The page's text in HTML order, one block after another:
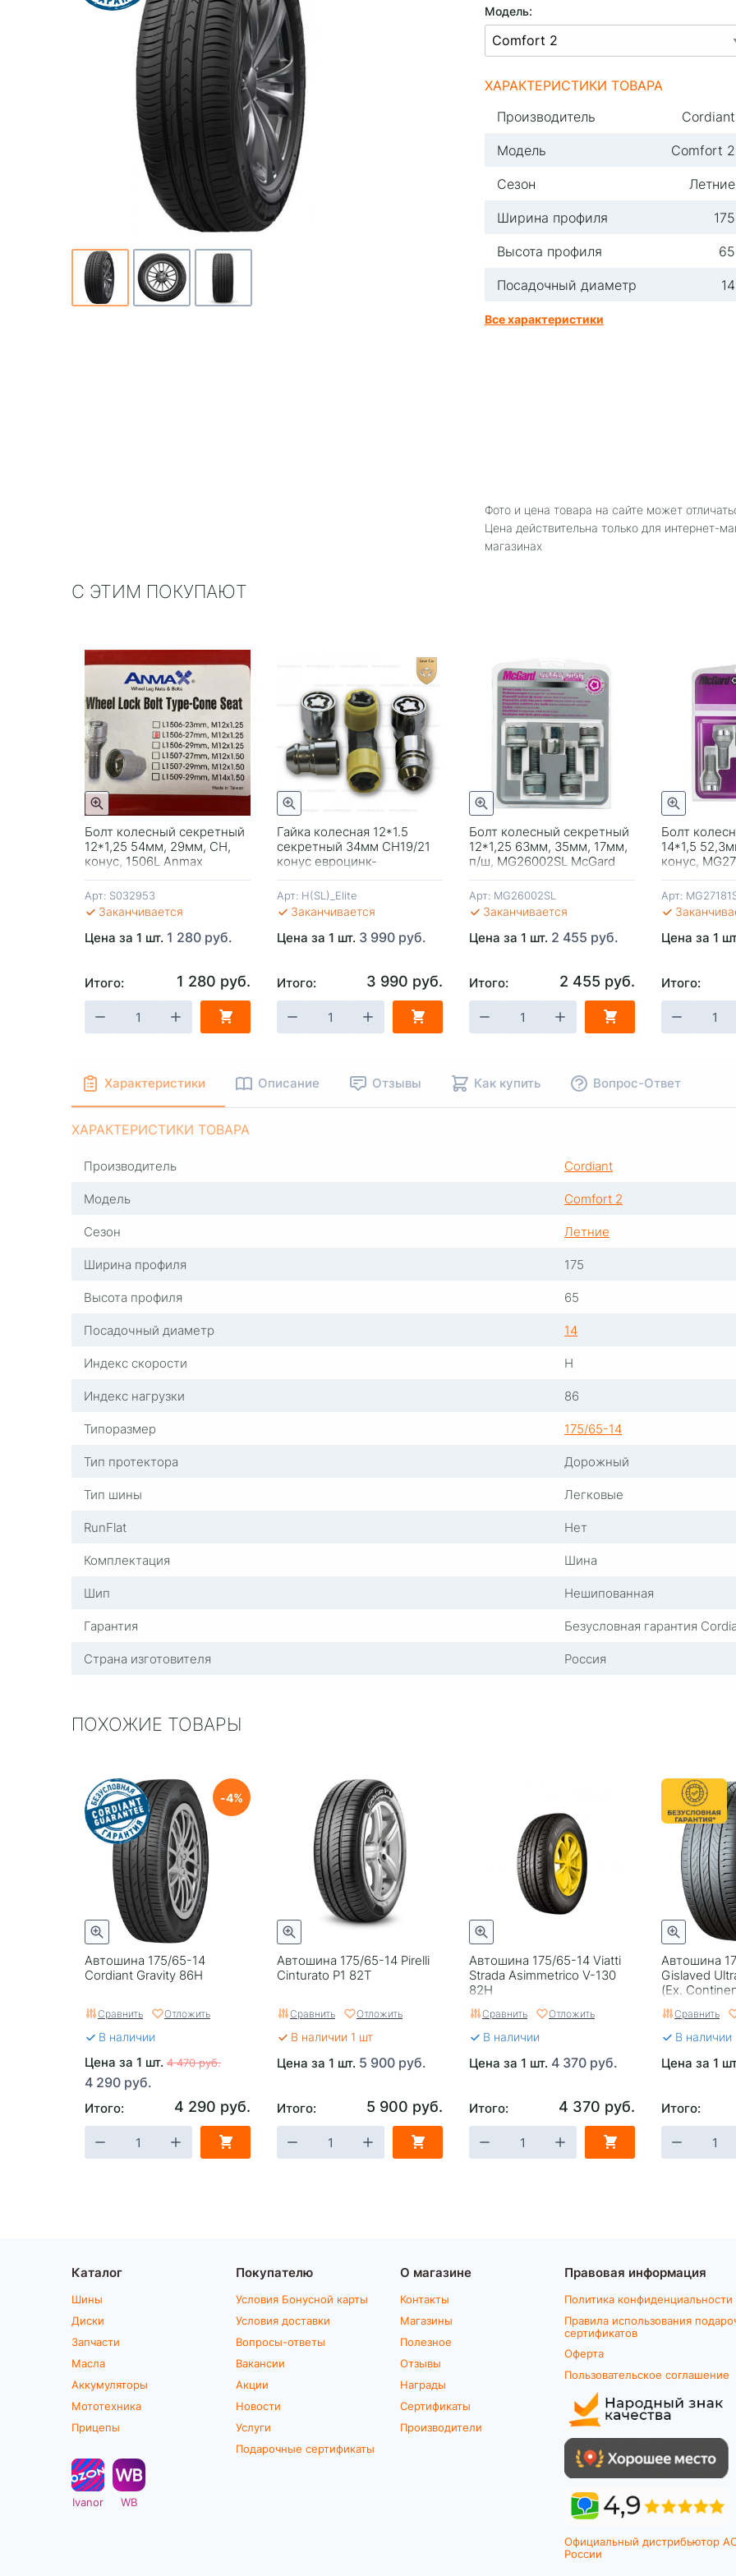
Модель:
ХАРАКТЕРИСТИКИ ТОВАРА
Производитель
Cordiant
Модель
Comfort 2
Сезон
Летние
Ширина профиля
175
Высота профиля
65
Посадочный диаметр
14
Все характеристики
Фото и цена товара на сайте может
Цена действительна только для интернет-
магазинах
С ЭТИМ ПОКУПАЮТ
Болт колесный секретный
12*1,25 54мм, 29мм, CH,
конус, 1506L Anmax
Арт: S032953
Заканчивается
Цена за 1 шт. 1 280 руб.
Итого: 1 280 руб.
Гайка колесная 12*1.5
секретный 34мм CH19/21
конус евроцинк-
Арт: H(SL)_Elite
Заканчивается
Цена за 1 шт. 3 990 руб.
Итого: 3 990 руб.
Болт колесный секретный
12*1,25 63мм, 35мм, 17мм,
п/ш, MG26002SL McGard
Арт: MG26002SL
Заканчивается
Цена за 1 шт. 2 455 руб.
Итого: 2 455 руб.
Болт
14*1,5
конус,
Арт:
Цена за 1
Итого:
+ В КОРЗИНУ - + В КОРЗИНУ - + В КОРЗИНУ
Быстрый просмотр
- + В
Характеристики Описание Отзывы Как купить Вопрос-Ответ
ХАРАКТЕРИСТИКИ ТОВАРА
Производитель
Cordiant
Модель
Comfort 2
Сезон
Летние
Ширина профиля
175
Высота профиля
65
Посадочный диаметр
14
Индекс скорости
H
Индекс нагрузки
86
Типоразмер
175/65-14
Тип протектора
Дорожный
Тип шины
Легковые
RunFlat
Нет
Комплектация
Шина
Шип
Нешипованная
Гарантия
Безусловная гарантия
Страна изготовителя
Россия
ПОХОЖИЕ ТОВАРЫ
Автошина 175/65-14
Cordiant Gravity 86H
4
Сравнить Отложить
В наличии
Цена за 1 шт. 4 470 руб.
4 290 руб.
Итого: 4 290 руб.
Автошина 175/65-14 Pirelli
Cinturato P1 82T
Сравнить Отложить
В наличии 1 шт
Цена за 1 шт. 5 900 руб.
Итого: 5 900 руб.
Автошина 175/65-14 Viatti
Strada Asimmetrico V-130
82H
Сравнить Отложить
В наличии
Цена за 1 шт. 4 370 руб.
Итого: 4 370 руб.
Автошина
Gislaved
(Ex.
Сравнить
В наличии
Цена за 1
Итого:
Каталог
Шины
Диски
Запчасти
Масла
Аккумуляторы
Мототехника
Прицепы
Ivanor WB
Покупателю
Условия Бонусной карты
Условия доставки
Вопросы-ответы
Вакансии
Акции
Новости
Услуги
Подарочные сертификаты
О магазине
Контакты
Магазины
Полезное
Отзывы
Награды
Сертификаты
Производители
Правовая информация
Политика конфиденциальности
Правила использования
сертификатов
Оферта
Пользовательское соглашение
Официальный дистрибьютор
России